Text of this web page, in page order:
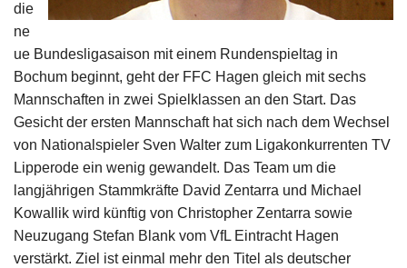
die
ne
ue Bundesligasaison mit einem Rundenspieltag in
Bochum beginnt, geht der FFC Hagen gleich mit sechs
Mannschaften in zwei Spielklassen an den Start. Das
Gesicht der ersten Mannschaft hat sich nach dem Wechsel
von Nationalspieler Sven Walter zum Ligakonkurrenten TV
Lipperode ein wenig gewandelt. Das Team um die
langjährigen Stammkräfte David Zentarra und Michael
Kowallik wird künftig von Christopher Zentarra sowie
Neuzugang Stefan Blank vom VfL Eintracht Hagen
verstärkt. Ziel ist einmal mehr den Titel als deutscher